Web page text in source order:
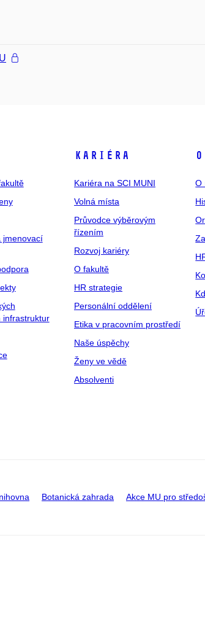
jmenovací
infrastruktur
Kariéra
Kariéra na SCI MUNI
Volná místa
Průvodce výběrovým
řízením
Rozvoj kariéry
O fakultě
HR strategie
Personální oddělení
Etika v pracovním prostředí
Naše úspěchy
Ženy ve vědě
Absolventi
O
Botanická zahrada Akce MU pro